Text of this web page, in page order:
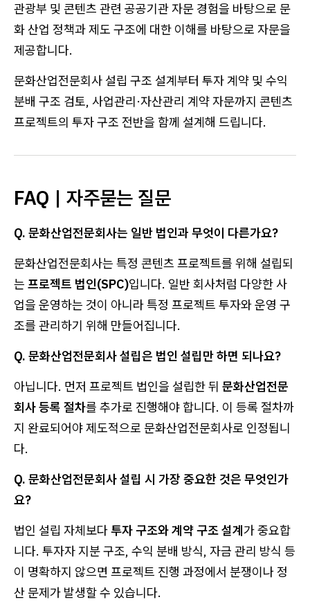
관광부 및 콘텐츠 관련 공공기관 자문 경험을 바탕으로 문
화 산업 정책과 제도 구조에 대한 이해를 바탕으로 자문을
제공합니다.
문화산업전문회사 설립 구조 설계부터 투자 계약 및 수익
분배 구조 검토, 사업관리·자산관리 계약 자문까지 콘텐츠
프로젝트의 투자 구조 전반을 함께 설계해 드립니다.
FAQ | 자주묻는 질문
Q. 문화산업전문회사는 일반 법인과 무엇이 다른가요?
문화산업전문회사는 특정 콘텐츠 프로젝트를 위해 설립되
는 프로젝트 법인(SPC)입니다. 일반 회사처럼 다양한 사
업을 운영하는 것이 아니라 특정 프로젝트 투자와 운영 구
조를 관리하기 위해 만들어집니다.
Q. 문화산업전문회사 설립은 법인 설립만 하면 되나요?
아닙니다. 먼저 프로젝트 법인을 설립한 뒤 문화산업전문
회사 등록 절차를 추가로 진행해야 합니다. 이 등록 절차까
지 완료되어야 제도적으로 문화산업전문회사로 인정됩니
다.
Q. 문화산업전문회사 설립 시 가장 중요한 것은 무엇인가
요?
법인 설립 자체보다투자 구조와 계약 구조 설계가 중요합
니다. 투자자 지분 구조, 수익 분배 방식, 자금 관리 방식 등
이 명확하지 않으면 프로젝트 진행 과정에서 분쟁이나 정
산 문제가 발생할 수 있습니다.